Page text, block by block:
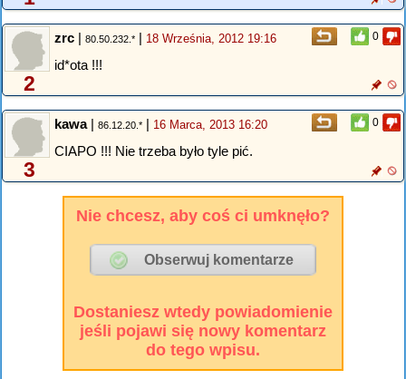
0
2
zrc | 80.50.232.* | 18 Września, 2012 19:16
id*ota !!!
0
3
kawa| 86.12.20.* | 16 Marca, 2013 16:20
CIAPO !!! Nie trzeba było tyle pić.
Nie chcesz, aby coś ci umknęło?
Dostaniesz wtedy powiadomienie
jeśli pojawi się nowy komentarz
do tego wpisu.